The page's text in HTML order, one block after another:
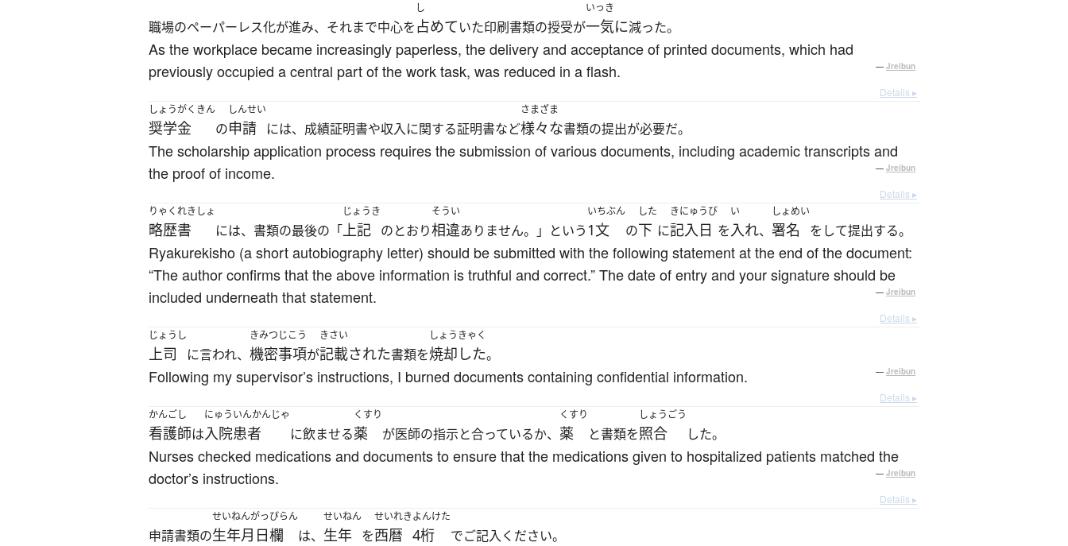
職場のペーパーレス化が進み、それまで中心を
し
占めていた印刷書類の授受が
いっき
一気に減った。
As the workplace became increasingly paperless, the delivery and acceptance of printed documents, which had
previously occupied a central part of the work task, was reduced in a flash.
— Jreibun
Details ▸
しょうがくきん
奨学金 の
しんせい
申請 には、成績証明書や収入に関する証明書など
さまざま
様々な書類の提出が必要だ。
The scholarship application process requires the submission of various documents, including academic transcripts and
the proof of income.
— Jreibun
Details ▸
りゃくれきしょ
略歴書 には、書類の最後の「
じょうき
上記 のとおり
そうい
相違ありません。」という
いちぶん
1文 の
した
下 に
きにゅうび
記入日 を
い
入れ、
しょめい
署名 をして提出する。
Ryakurekisho (a short autobiography letter) should be submitted with the following statement at the end of the document:
“The author confirms that the above information is truthful and correct.” The date of entry and your signature should be
included underneath that statement.
— Jreibun
Details ▸
じょうし
上司 に言われ、
きみつじこう
機密事項が
きさい
記載された書類を
しょうきゃく
焼却した。
Following my supervisor’s instructions, I burned documents containing confidential information. — Jreibun
Details ▸
かんごし
看護師は
にゅういんかんじゃ
入院患者 に飲ませる
くすり
薬 が医師の指示と合っているか、
くすり
薬 と書類を
しょうごう
照合 した。
Nurses checked medications and documents to ensure that the medications given to hospitalized patients matched the
doctor’s instructions.
— Jreibun
Details ▸
申請書類の
せいねんがっぴらん
生年月日欄 は、
せいねん
生年 を
せいれき
西暦
よんけた
4桁 でご記入ください。